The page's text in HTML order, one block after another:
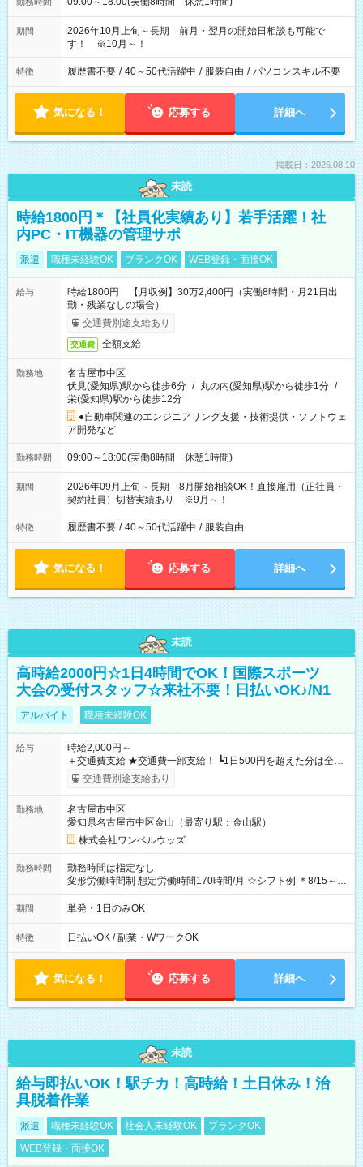
期間
2026年10月上旬～長期 前月・翌月の開始日相談も可能で
す！ ※10月～！
特徴 履歴書不要 / 40～50代活躍中 / 服装自由 / パソコンスキル不要
気になる！ 応募する 詳細へ
掲載日：2026.08.10
未読
時給1800円＊【社員化実績あり】若手活躍！社
内PC・IT機器の管理サポ
派遣 職種未経験OK ブランクOK WEB登録・面接OK
給与
時給1800円 【月収例】30万2,400円（実働8時間・月21日出
勤・残業なしの場合）
交通費別途支給あり
交通費 全額支給
勤務地
名古屋市中区
伏見(愛知県)駅から徒歩6分 / 丸の内(愛知県)駅から徒歩1分 /
栄(愛知県)駅から徒歩12分
●自動車関連のエンジニアリング支援・技術提供・ソフトウェ
ア開発など
勤務時間 09:00～18:00(実働8時間 休憩1時間)
期間
2026年09月上旬～長期 8月開始相談OK！直接雇用（正社員・
契約社員）切替実績あり ※9月～！
特徴 履歴書不要 / 40～50代活躍中 / 服装自由
気になる！ 応募する 詳細へ
未読
高時給2000円☆1日4時間でOK！国際スポーツ
大会の受付スタッフ☆来社不要！日払いOK♪/N1
アルバイト 職種未経験OK
給与
時給2,000円～
＋交通費支給 ★交通費一部支給！ ┗1日500円を超えた分は全額
支給！ ※往復500円以内の方は自己負担となります ★日払い
OK！（規定あり） ┗働いたその日に現金GET♪ お仕事後はコン
期間なし
交通費別途支給あり
勤務地
名古屋市中区
愛知県名古屋市中区金山（最寄り駅：金山駅）
株式会社ワンベルウッズ
勤務時間
勤務時間は指定なし
変形労働時間制 想定労働時間170時間/月 ☆シフト例 ＊8/15～
10/26 全日共通 08：00～12：00 17：00～21：00 ＊8/31
～9/19のみ下記シフトもあります！ 12：00～16：00 ＊9/6～
00
期間 単発・1日のみOK
特徴 日払いOK / 副業・WワークOK
気になる！ 応募する 詳細へ
未読
給与即払いOK！駅チカ！高時給！土日休み！治
具脱着作業
派遣 職種未経験OK 社会人未経験OK
ブランクOK
WEB登録・面接OK